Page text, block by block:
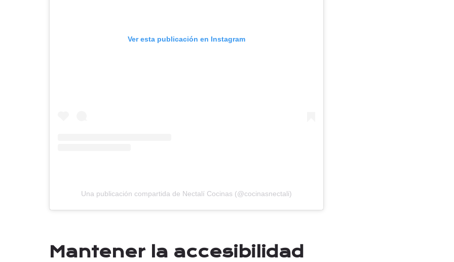
Ver esta publicación en Instagram
Una publicación compartida de Nectalí Cocinas (@cocinasnectali)
Mantener la accesibilidad